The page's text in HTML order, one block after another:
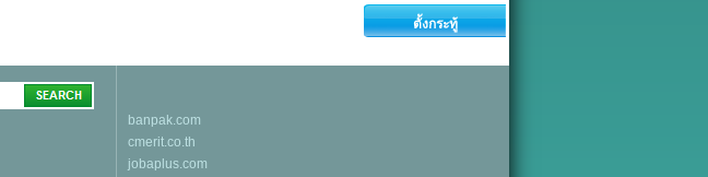
ตั้งกระทู้
banpak.com
cmerit.co.th
jobaplus.com